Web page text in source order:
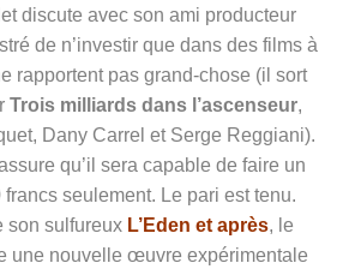
discute avec son ami producteur
de n’investir que dans des films à
rapportent pas grand-chose (il sort
Trois milliards dans l’ascenseur,
Dany Carrel et Serge Reggiani).
qu’il sera capable de faire un
seulement. Le pari est tenu.
son sulfureux L’Eden et après, le
une nouvelle œuvre expérimentale